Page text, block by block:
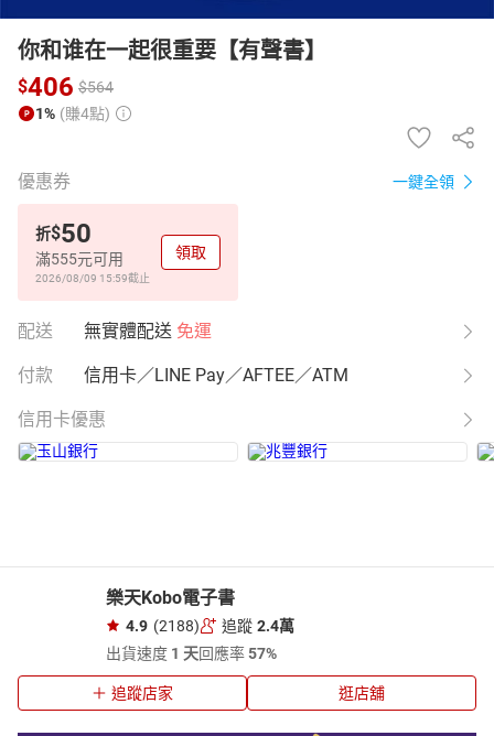
你和谁在一起很重要【有聲書】
$406 $564
1% (賺4點)
優惠券 一鍵全領
折$50
滿555元可用
2026/08/09 15:59截止
領取
配送 無實體配送 免運
付款 信用卡／LINE Pay／AFTEE／ATM
信用卡優惠
樂天Kobo電子書
4.9 (2188) 追蹤 2.4萬
出貨速度 1 天回應率57%
追蹤店家 逛店舖